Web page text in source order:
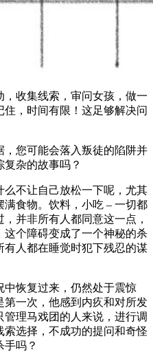
收集线索，审问女孩，做一
，时间有限！这足够解决问
您可能会落入叛徒的陷阱并
杂的故事吗？
不让自己放松一下呢，尤其
食物。饮料，小吃 – 一切都
并非所有人都同意这一点，
个障碍变成了一个神秘的杀
人都在睡觉时犯下残忍的谋
恢复过来，仍然处于震惊
一次，他感到内疚和对所发
理马戏团的人来说，进行调
选择，不成功的提问和奇怪
手吗？